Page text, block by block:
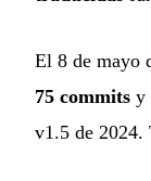
El 8 de mayo
75 commits y
v1.5 de 2024.